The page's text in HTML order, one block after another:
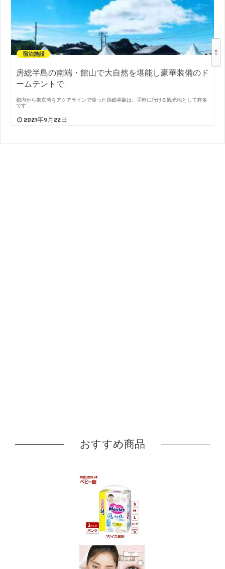
宿泊施設
房総半島の南端・館山で大自然を堪能し豪華装備のド
ームテントで
都内から東京湾をアクアラインで渡った房総半島は、手軽に行ける観光地として有名
です…
2021年9月22日
おすすめ商品